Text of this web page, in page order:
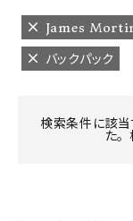
BRAND
CATEGORY
James
バックパック
検索条件に該当
た。